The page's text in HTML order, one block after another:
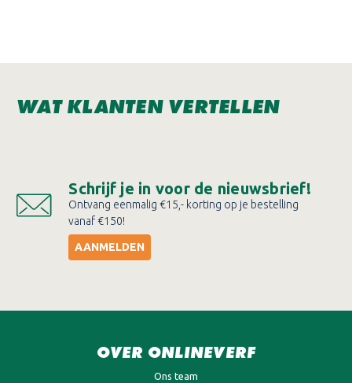
WAT KLANTEN VERTELLEN
Schrijf je in voor de nieuwsbrief!
Ontvang eenmalig €15,- korting op je bestelling
vanaf €150!
AANMELDEN
OVER ONLINEVERF
Ons team